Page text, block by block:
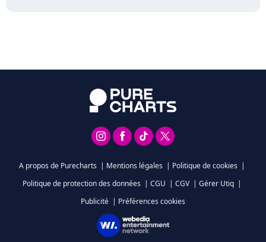
A propos de Purecharts | Mentions légales | Politique de cookies |
Politique de protection des données | CGU | CGV | Gérer Utiq |
Publicité | Préférences cookies